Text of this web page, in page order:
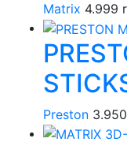
Matrix 4.999
Preston 3.950